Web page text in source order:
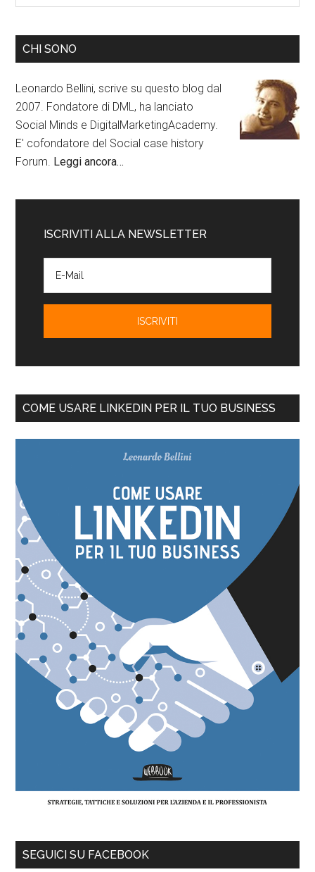
CHI SONO
Leonardo Bellini, scrive su questo blog dal
2007. Fondatore di DML, ha lanciato
Social Minds e DigitalMarketingAcademy.
E' cofondatore del Social case history
Forum. Leggi ancora…
ISCRIVITI ALLA NEWSLETTER
COME USARE LINKEDIN PER IL TUO BUSINESS
SEGUICI SU FACEBOOK